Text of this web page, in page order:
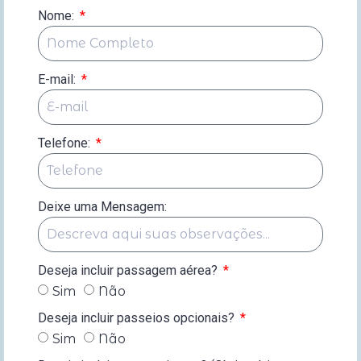
Nome:
E-mail:
Telefone:
Deixe uma Mensagem:
Deseja incluir passagem aérea?
Sim
Não
Deseja incluir passeios opcionais?
Sim
Não